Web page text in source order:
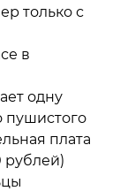
только с
в
одну
пушистого
плата
рублей)